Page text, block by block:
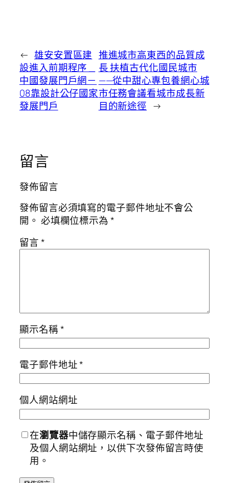
← 雄安安置區建
設進入前期程序 _
中國發展門戶網－
08靠設計公仔國家
發展門戶
推進城市高東西的品質成
長 扶植古代化國民城市
——從中甜心專包養網心城
市任務會議看城市成長新
目的新途徑 →
留言
發佈留言
發佈留言必須填寫的電子郵件地址不會公
開。 必填欄位標示為*
留言*
顯示名稱*
電子郵件地址*
個人網站網址
在瀏覽器中儲存顯示名稱、電子郵件地址
及個人網站網址，以供下次發佈留言時使
用。